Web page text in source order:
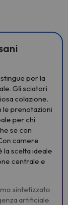
per la
Gli sciatori
colazione.
le prenotazioni
per chi
se con
camere
scelta ideale
centrale e
sintetizzato
artificiale.